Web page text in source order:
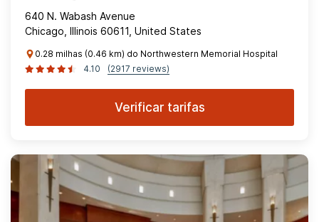
640 N. Wabash Avenue
Chicago, Illinois 60611, United States
0.28 milhas (0.46 km) do Northwestern Memorial Hospital
4.10
(2917 reviews)
Verificar tarifas